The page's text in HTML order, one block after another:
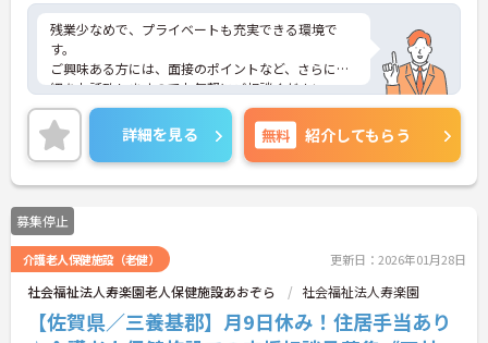
残業少なめで、プライベートも充実できる環境で
す。
ご興味ある方には、面接のポイントなど、さらに詳
細をお話致しますのでお気軽にご相談ください。
詳細を見る 無料 紹介してもらう
募集停止
介護老人保健施設（老健） 更新日：2026年01月28日
社会福祉法人寿楽園老人保健施設あおぞら 社会福祉法人寿楽園
【佐賀県／三養基郡】月9日休み！住居手当あり